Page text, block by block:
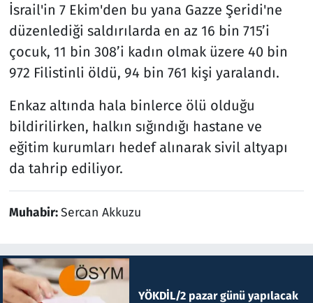
İsrail'in 7 Ekim'den bu yana Gazze Şeridi'ne
düzenlediği saldırılarda en az 16 bin 715’i
çocuk, 11 bin 308’i kadın olmak üzere 40 bin
972 Filistinli öldü, 94 bin 761 kişi yaralandı.
Enkaz altında hala binlerce ölü olduğu
bildirilirken, halkın sığındığı hastane ve
eğitim kurumları hedef alınarak sivil altyapı
da tahrip ediliyor.
Muhabir:Sercan Akkuzu
YÖKDİL/2 pazar günü yapılacak